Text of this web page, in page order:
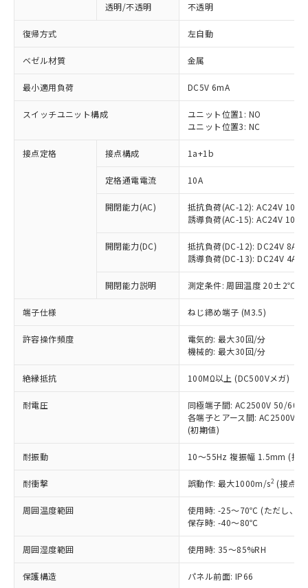
透明/不透明 不透明
復帰方式 左自動
ベゼル材質 金属
最小適用負荷 DC5V 6mA
スイッチユニット構成
ユニット位置1: NO
ユニット位置3: NC
接点定格 接点構成 1a+1b
定格通電電流 10A
開閉能力(AC)
抵抗負荷(AC-12): AC24V 10A/
誘導負荷(AC-15): AC24V
開閉能力(DC)
抵抗負荷(DC-12): DC24V 8A/
誘導負荷(DC-13): DC24V 4A/
開閉能力説明 測定条件: 周囲温度 20±2℃、
端子仕様 ねじ締め端子 (M3.5)
許容操作頻度
電気的: 最大30回/分
機械的: 最大30回/分
絶縁抵抗 100MΩ以上 (DC500Vメガ)
耐電圧
同極端子間: AC2500V 50/
各端子とアース間: AC2500V
(初期値)
耐振動 10～55Hz 複振幅 1.5mm (接
耐衝撃 誤動作: 最大1000m/s2 (接点
周囲温度範囲
使用時: -25～70℃ (ただし、氷
保存時: -40～80℃
周囲湿度範囲 使用時: 35～85%RH
保護構造 パネル前面: IP66
ご利用条件
以下の条件をお読みいただき、同意のうえ
ご利用ください。
本サービスは、当社制御機器事業取扱
商品の当社在庫状況および標準価格
(税抜)を提供させていただくもので
本サービスの対象外となる商品もある
ことをご了承ください。
在庫状況および標準価格照会結果は、
記載している更新日時点での社内デー
タに基づき作成されるものであり、閲
覧された時点での実際の在庫および標
準価格とは異なる場合があることをご
※1 対応状況
対応済み：EU RoHS指令（10物質）の
非含有に対応した製品が提供可能な商品で
対応予定：EU RoHS指令（10物質）の非含
有に対応した製品に切り替える予定のある
商品です。
対応予定なし：EU RoHS指令（10物質）の
非含有に非対応の商品で、対応品を出す予
定はありません。
調査・確認中：EU RoHS指令（10物質）の
非含有の対応状況を調査中または確認中の
非該当品：ライセンス料など無形物で、有
害物質有無と関係のない商品です。
仕入先様の事情により、非含有部品として
いたものが、含有品と判明した場合などや
ミウム(Cd) 100ppm以下、
六価クロム(Cr(Ⅵ)) 1000ppm以下、ポリ臭化ビフェニル
類(PBB) 1000ppm以下、ポリ臭化ジフェニルエーテル類
(PBDE) 1000ppm以下、フタル酸ビス(2-エチルヘキシ
「○」：最大均質材料含有率が中国RoHSの
基準値以下であることを示します。
「×」：最大均質材料含有率が中国RoHSの
基準値を超えていることを示します。
「－」：未確認です。当社販売部門へお問
い合わせください。
Pb(鉛) :1000ppm、 Hg(水銀) : 1000ppm、 Cd(カドミウ
Cr(Ⅵ)(六価クロム) : 1000ppm、 PBBs(ポリ臭化ビフェ
当社は、これら貴社製品のうち、外国
為替および外国貿易法に定める商品
（以下｢規制貨物等」という）を輸出
または国外への提供する場合は、日本
国政府の輸出許可(または役務取引許
可)を取得するなどの必要な手続きを
号